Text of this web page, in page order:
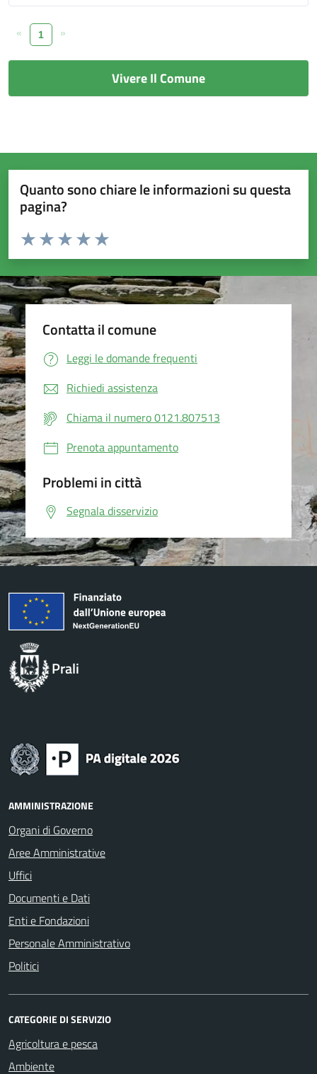
« 1 »
Vivere Il Comune
Quanto sono chiare le informazioni su questa
pagina?
Valuta da 1 a 5 stelle la pagina
Valuta 5 stelle su 5
Valuta 4 stelle su 5
Valuta 3 stelle su 5
Valuta 2 stelle su 5
Valuta 1 stelle su 5
Contatta il comune
Leggi le domande frequenti
Richiedi assistenza
Chiama il numero 0121.807513
Prenota appuntamento
Problemi in città
Segnala disservizio
Prali
AMMINISTRAZIONE
Organi di Governo
Aree Amministrative
Uffici
Documenti e Dati
Enti e Fondazioni
Personale Amministrativo
Politici
CATEGORIE DI SERVIZIO
Agricoltura e pesca
Ambiente